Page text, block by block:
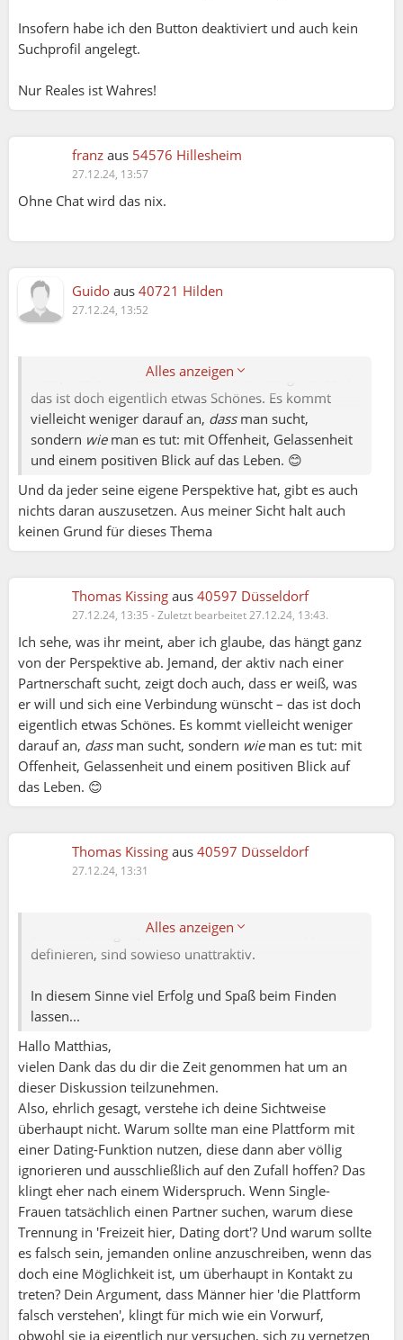
Insofern habe ich den Button deaktiviert und auch kein
Suchprofil angelegt.
Nur Reales ist Wahres!
franz aus 54576 Hillesheim
27.12.24, 13:57
Ohne Chat wird das nix.
Guido aus 40721 Hilden
27.12.24, 13:52
Alles anzeigen
Thomas:
Ich sehe, was ihr meint, aber ich glaube, das hängt
weiß, was er will und sich eine Verbindung wünscht –
das ist doch eigentlich etwas Schönes. Es kommt
vielleicht weniger darauf an, dassman sucht,
sondern wieman es tut: mit Offenheit, Gelassenheit
und einem positiven Blick auf das Leben. 😊
Und da jeder seine eigene Perspektive hat, gibt es auch
nichts daran auszusetzen. Aus meiner Sicht halt auch
keinen Grund für dieses Thema
Thomas Kissing aus 40597 Düsseldorf
27.12.24, 13:35 -Zuletzt bearbeitet 27.12.24, 13:43.
Ich sehe, was ihr meint, aber ich glaube, das hängt ganz
von der Perspektive ab. Jemand, der aktiv nach einer
Partnerschaft sucht, zeigt doch auch, dass er weiß, was
er will und sich eine Verbindung wünscht – das ist doch
eigentlich etwas Schönes. Es kommt vielleicht weniger
darauf an, dassman sucht, sondern wieman es tut: mit
Offenheit, Gelassenheit und einem positiven Blick auf
das Leben. 😊
Thomas Kissing aus 40597 Düsseldorf
27.12.24, 13:31
Alles anzeigen
Die (meisten) Single Männer dagegen verstehen diese
Plattform leider falsch... und schreiben Frauen - wie
Aktivitäten noch nicht kennengelernt. Die Frauen
reagieren verständlicherweise ablehnend oder
frustriert und wundern sich über dieses Verhalten
(selbst wenn sie gar keine Dating Absichten haben).
Dabei wollen die Single Frauen (fast) alle einen
Weg, nach dem Motto "Nichts muss, aber alles kann",
halt total ungezwungen.
Meinung das A und O in einer Beziehung.
Daher ist es für den Mann am besten, er sucht nicht
nach der Frau, sondern macht einfach was ihm Spaß
macht... und wenn man(n) sich mehrfach über den
kann man(n) auch mehr (online) wagen.
Ich bin mir sicher 99% der Frauen, möchten einfach
erleben... und nutzen online Dating nur weil es offline
kaum noch möglich ist.
Entweder ist man Alleinerziehend, hat nicht so viele
Möglichkeiten raus zu gehen oder die Männer haben
den "Arsch nicht in der Hose" sie anzusprechen...
Ich könnte da noch Geschichten aus 8 Jahre Dating
und mehr Dates als ich hier Aktivitäten hatte
erzählen, aber schlussendlich hab ich hier auf
normalen Wege, zu einer Zeit wo weder ich noch sie
suchte, meine Partnerin gefunden.
Daher vergiss die Dating Funktion, sondern lebe
deine Interessen hier aus, hab Spaß und überlasse
andere der Liebe. Es wird sich von alleine ergeben,
Suchende Singles, die sich über eine Partnerschaft
definieren, sind sowieso unattraktiv.
In diesem Sinne viel Erfolg und Spaß beim Finden
lassen...
Hallo Matthias,
vielen Dank das du dir die Zeit genommen hat um an
dieser Diskussion teilzunehmen.
Also, ehrlich gesagt, verstehe ich deine Sichtweise
überhaupt nicht. Warum sollte man eine Plattform mit
einer Dating-Funktion nutzen, diese dann aber völlig
ignorieren und ausschließlich auf den Zufall hoffen? Das
klingt eher nach einem Widerspruch. Wenn Single-
Frauen tatsächlich einen Partner suchen, warum diese
Trennung in 'Freizeit hier, Dating dort'? Und warum sollte
es falsch sein, jemanden online anzuschreiben, wenn das
doch eine Möglichkeit ist, um überhaupt in Kontakt zu
treten? Dein Argument, dass Männer hier 'die Plattform
falsch verstehen', klingt für mich wie ein Vorwurf,
obwohl sie ja eigentlich nur versuchen, sich zu vernetzen
Matthias:
eigentlich hast du schon alles wesentliche selbst
beantwortet...
Plattform, die deutschsprachige Erwachsene
durch gemeinsame Aktivitäten und Interessen
verbindet.
(Einzig ist sie nicht, aber ist nicht das Thema.)
Kennzeichnung "Ich bin auf der Suche"... und die
Möglichkeit ein Suchprofil zu erstellen. Die
Möglichkeiten, die sich daraus ergeben, kennen die
wenigsten, was man an der selben Möglichkeit bei
der Tanzpartner suche und der hier immer wieder
findenden Suchanfragen im Diskussionsforum sieht.
ABER... wie du anfangs richtig geschrieben hast, ist
dies eine Aktivitäten Plattform und die meisten Single
Frauen sind hier, weil sie einfach nur nicht alleine
was unternehmen wollen... sind teilweise parallel auf
Dating Plattformen angemeldet, wollen aber das
Dating und Freizeit trennen.